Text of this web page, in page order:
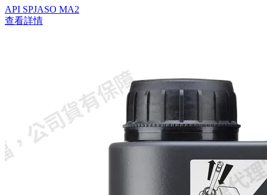
API SPJASO MA2
查看詳情